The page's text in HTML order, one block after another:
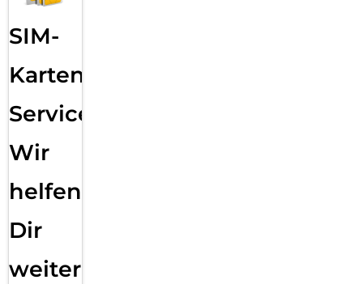
Panzerglas (Full Cover, 10H) für Samsung S26, Full Cover:
Displex Premium Panzerglas (Full Cover, 10H) für Samsung
Staubresistent, Schlagfest, Kratzresistent, Schockresistent,
Lange zusammenfassende Beschreibung Displex Premium
Displex Premium Panzerglas (Full Cover, 10H) für Samsung
Kompatibilität: Galaxy S26, Schutzfunktion: Stoßfest,
Staubresistent, Schlagfest, Kratzresistent, Schockresistent.
Material: Gehärtetes Glas, Produktfarbe: Transparent. Menge
pro Packung: 1 Stück(e)
SIM-
Karten
Service:
Wir
helfen
Dir
weiter